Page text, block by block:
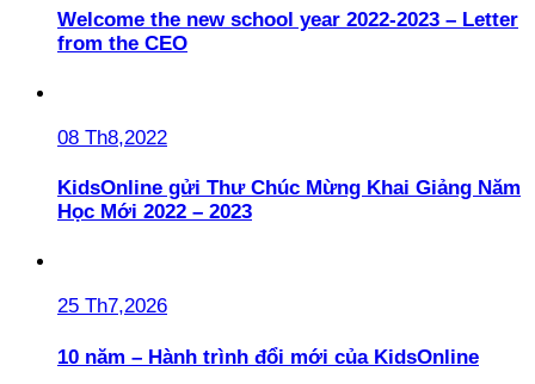
Welcome the new school year 2022-2023 – Letter
from the CEO
08 Th8,2022
KidsOnline gửi Thư Chúc Mừng Khai Giảng Năm
Học Mới 2022 – 2023
25 Th7,2026
10 năm – Hành trình đổi mới của KidsOnline